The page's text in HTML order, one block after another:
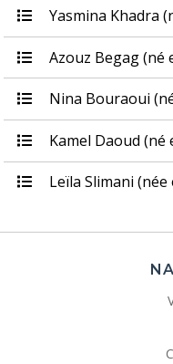
Yasmina Khadra
Azouz Begag (né
Nina Bouraoui
Kamel Daoud (né
Leïla Slimani (née